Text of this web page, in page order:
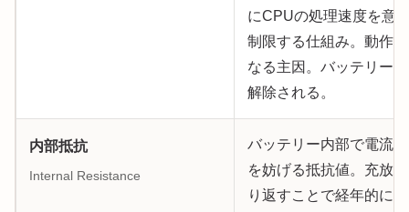
にCPUの処理速度を意
制限する仕組み。動作
なる主因。バッテリー
解除される。
内部抵抗
Internal Resistance
バッテリー内部で電流
を妨げる抵抗値。充放
り返すことで経年的に